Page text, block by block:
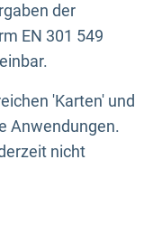
der
EN 301 549
'Karten' und
Anwendungen.
nicht